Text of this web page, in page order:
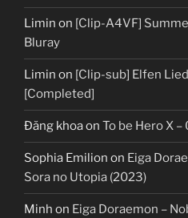
Limin on [Clip-A4VF]
Bluray
Limin on [Clip-sub] Elfen
[Completed]
Đăng khoaon To be Hero X –
Sophia Emilion on Eiga
Sora no Utopia (2023)
Minh on Eiga Doraemon –